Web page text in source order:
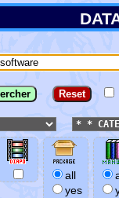
all
yes